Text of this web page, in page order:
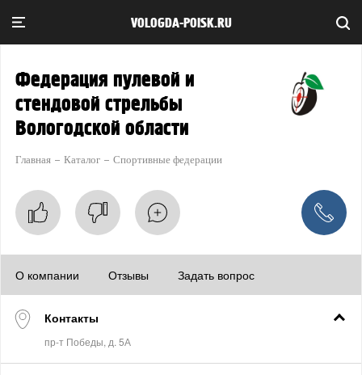
VOLOGDA-POISK.RU
Федерация пулевой и
стендовой стрельбы
Вологодской области
Главная Каталог Спортивные федерации
О компании Отзывы Задать вопрос
Контакты